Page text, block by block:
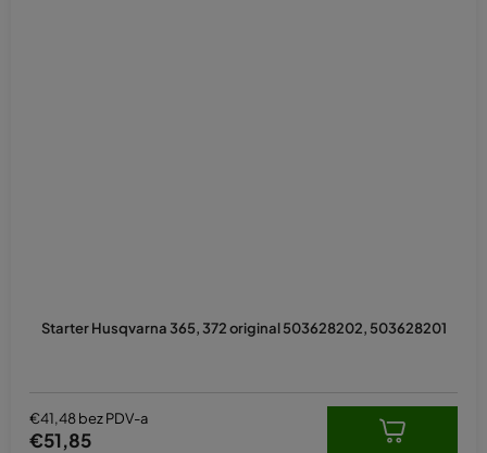
Starter Husqvarna 365, 372 original 503628202, 503628201
€41,48 bez PDV-a
€51,85